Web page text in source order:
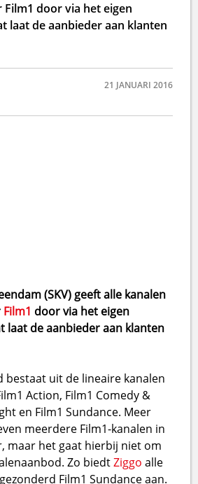
door via het eigen
laat de aanbieder aan klanten
21 JANUARI 2016
(SKV) geeft alle kanalen
Film1 door via het eigen
laat de aanbieder aan klanten
bestaat uit de lineaire kanalen
Action, Film1 Comedy &
en Film1 Sundance. Meer
meerdere Film1-kanalen in
maar het gaat hierbij niet om
Zo biedtZiggo alle
Film1 Sundance aan.